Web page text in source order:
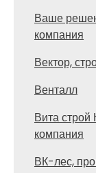
Ваше
компания
Вектор,
Венталл
Вита
компания
ВК-лес,